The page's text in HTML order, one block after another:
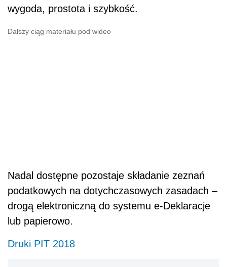
wygoda, prostota i szybkość.
Dalszy ciąg materiału pod wideo
Nadal dostępne pozostaje składanie zeznań
podatkowych na dotychczasowych zasadach –
drogą elektroniczną do systemu e-Deklaracje
lub papierowo.
Druki PIT 2018